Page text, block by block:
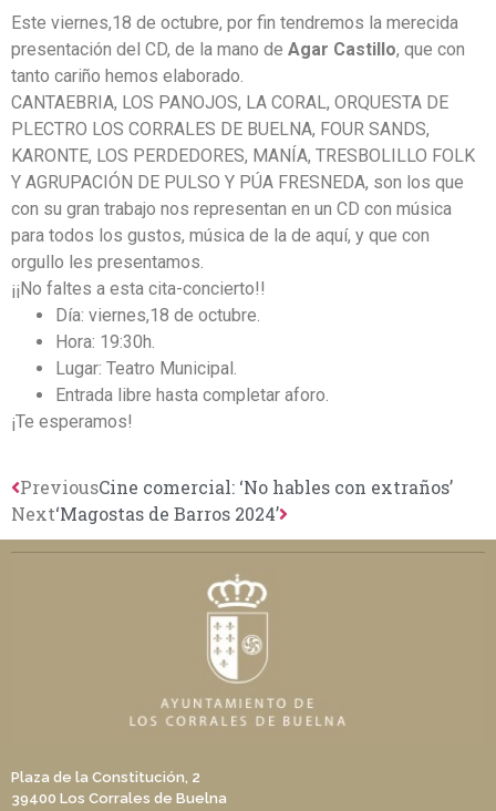
Este viernes,18 de octubre, por fin tendremos la merecida
presentación del CD, de la mano de Agar Castillo, que con
tanto cariño hemos elaborado.
CANTAEBRIA, LOS PANOJOS, LA CORAL, ORQUESTA DE
PLECTRO LOS CORRALES DE BUELNA, FOUR SANDS,
KARONTE, LOS PERDEDORES, MANÍA, TRESBOLILLO FOLK
Y AGRUPACIÓN DE PULSO Y PÚA FRESNEDA, son los que
con su gran trabajo nos representan en un CD con música
para todos los gustos, música de la de aquí, y que con
orgullo les presentamos.
¡¡No faltes a esta cita-concierto!!
Día: viernes,18 de octubre.
Hora: 19:30h.
Lugar: Teatro Municipal.
Entrada libre hasta completar aforo.
¡Te esperamos!
PreviousCine comercial: ‘No hables con extraños’
Next‘Magostas de Barros 2024’
Plaza de la Constitución, 2
39400 Los Corrales de Buelna